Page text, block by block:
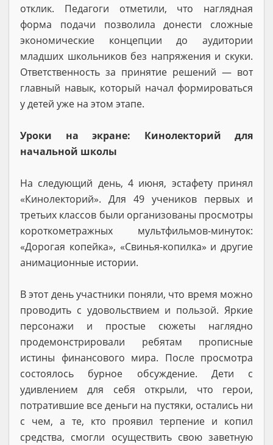
отклик. Педагоги отметили, что наглядная
форма подачи позволила донести сложные
экономические концепции до аудитории
младших школьников без напряжения и скуки.
Ответственность за принятие решений — вот
главный навык, который начал формироваться
у детей уже на этом этапе.
Уроки на экране: Кинолекторий для
начальной школы
На следующий день, 4 июня, эстафету принял
«Кинолекторий». Для 49 учеников первых и
третьих классов были организованы просмотры
короткометражных мультфильмов-минуток:
«Дорогая копейка», «Свинья-копилка» и другие
анимационные истории.
В этот день участники поняли, что время можно
проводить с удовольствием и пользой. Яркие
персонажи и простые сюжеты наглядно
продемонстрировали ребятам прописные
истины финансового мира. После просмотра
состоялось бурное обсуждение. Дети с
удивлением для себя открыли, что герои,
потратившие все деньги на пустяки, остались ни
с чем, а те, кто проявил терпение и копил
средства, смогли осуществить свою заветную